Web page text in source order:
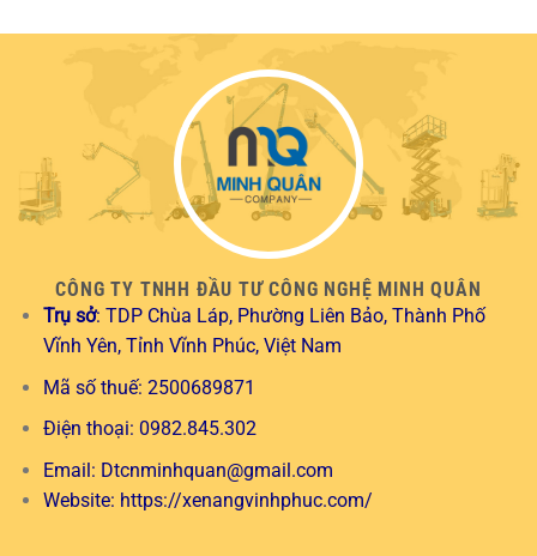
CÔNG TY TNHH ĐẦU TƯ CÔNG NGHỆ MINH QUÂN
Trụ sở: TDP Chùa Láp, Phường Liên Bảo, Thành Phố
Vĩnh Yên, Tỉnh Vĩnh Phúc, Việt Nam
Mã số thuế: 2500689871
Điện thoại: 0982.845.302
Email: Dtcnminhquan@gmail.com
Website: https://xenangvinhphuc.com/